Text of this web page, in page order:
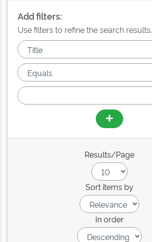
Add filters:
Use filters to refine the search results.
Results/Page
Sort items by
In order